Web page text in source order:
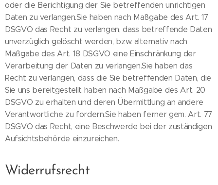
oder die Berichtigung der Sie betreffenden unrichtigen
Daten zu verlangen.Sie haben nach Maßgabe des Art. 17
DSGVO das Recht zu verlangen, dass betreffende Daten
unverzüglich gelöscht werden, bzw. alternativ nach
Maßgabe des Art. 18 DSGVO eine Einschränkung der
Verarbeitung der Daten zu verlangen.Sie haben das
Recht zu verlangen, dass die Sie betreffenden Daten, die
Sie uns bereitgestellt haben nach Maßgabe des Art. 20
DSGVO zu erhalten und deren Übermittlung an andere
Verantwortliche zu fordern.Sie haben ferner gem. Art. 77
DSGVO das Recht, eine Beschwerde bei der zuständigen
Aufsichtsbehörde einzureichen.
Widerrufsrecht